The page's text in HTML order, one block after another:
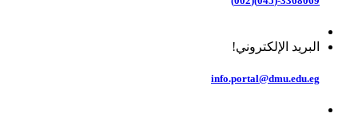
البريد الإلكتروني!
info.portal@dmu.edu.eg